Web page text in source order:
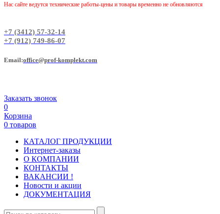
Нас сайте ведутся технические работы-цены и товары временно не обновляются
+7 (3412) 57-32-14
+7 (912) 749-86-07
Еmail:office@prof-komplekt.com
Заказать звонок
0
Корзина
0 товаров
КАТАЛОГ ПРОДУКЦИИ
Интернет-заказы
О КОМПАНИИ
КОНТАКТЫ
ВАКАНСИИ !
Новости и акции
ДОКУМЕНТАЦИЯ